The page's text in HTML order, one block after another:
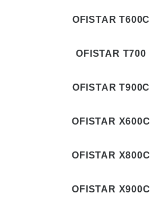
OFISTAR T600C
OFISTAR T700
OFISTAR T900C
OFISTAR X600C
OFISTAR X800C
OFISTAR X900C